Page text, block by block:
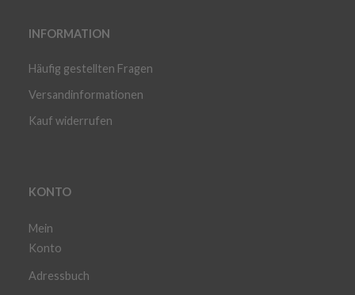
INFORMATION
Häufig gestellten Fragen
Versandinformationen
Kauf widerrufen
KONTO
Mein
Konto
Adressbuch